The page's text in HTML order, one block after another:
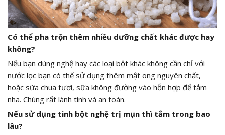
Có thể pha trộn thêm nhiều dưỡng chất khác được hay
không?
Nếu bạn dùng nghệ hay các loại bột khác không cần chỉ với
nước lọc bạn có thể sử dụng thêm mật ong nguyên chất,
hoặc sữa chua tươi, sữa không đường vào hỗn hợp để tắm
nha. Chúng rất lành tính và an toàn.
Nếu sử dụng tinh bột nghệ trị mụn thì tắm trong bao
lâu?